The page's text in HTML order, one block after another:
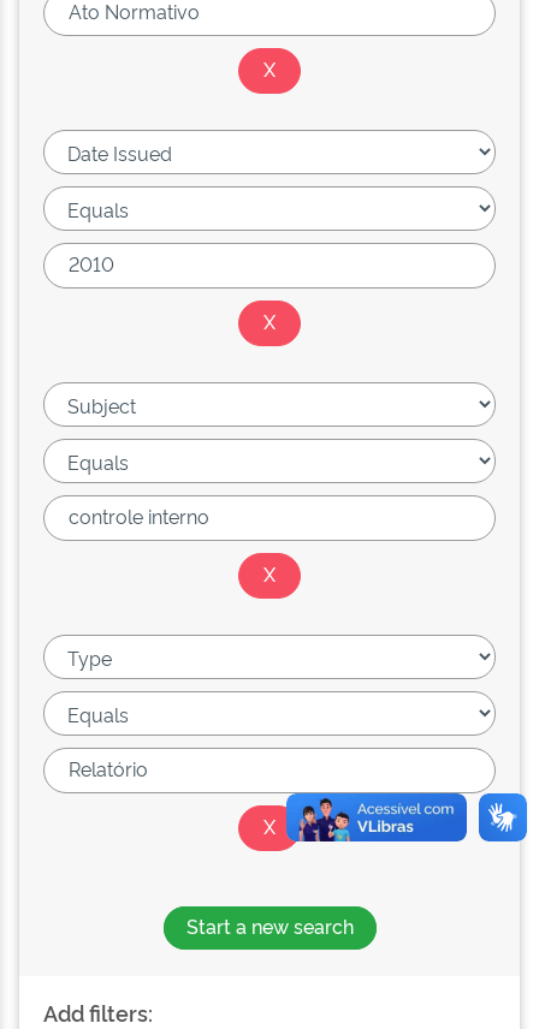
Start a new search
Add filters: